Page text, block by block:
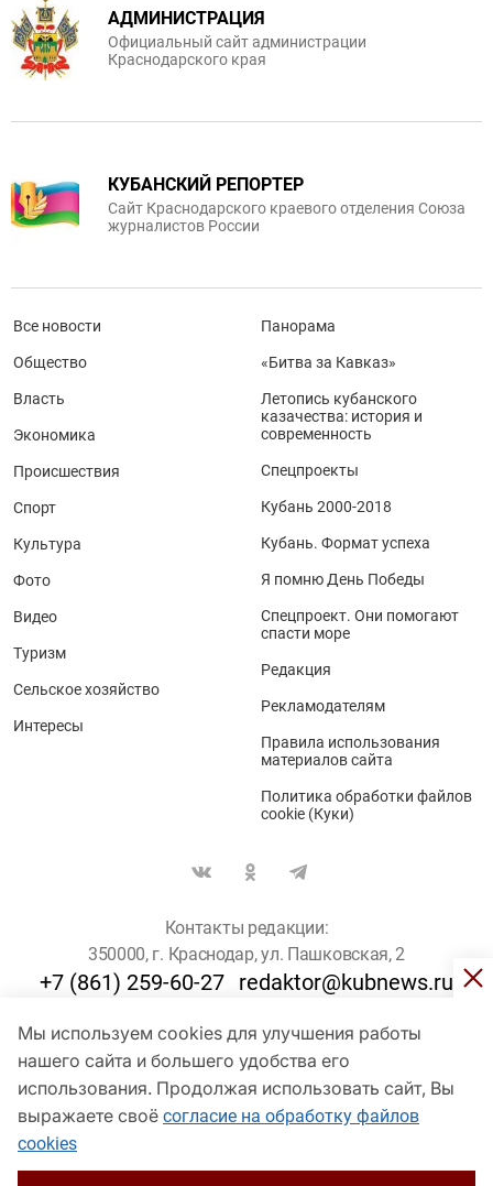
Мы используем cookies для улучшения работы
нашего сайта и большего удобства его
использования. Продолжая использовать сайт, Вы
выражаете своё согласие на обработку файлов
cookies
АДМИНИСТРАЦИЯ
Официальный сайт администрации
Краснодарского края
КУБАНСКИЙ РЕПОРТЕР
Сайт Краснодарского краевого отделения Союза
журналистов России
Все новости
Общество
Власть
Экономика
Происшествия
Спорт
Культура
Фото
Видео
Туризм
Сельское хозяйство
Интересы
Панорама
«Битва за Кавказ»
Летопись кубанского
казачества: история и
современность
Спецпроекты
Кубань 2000-2018
Кубань. Формат успеха
Я помню День Победы
Спецпроект. Они помогают
спасти море
Редакция
Рекламодателям
Правила использования
материалов сайта
Политика обработки файлов
cookie (Куки)
Контакты редакции:
350000, г. Краснодар, ул. Пашковская, 2
+7 (861) 259-60-27 redaktor@kubnews.ru
Для пользователей старше 16 лет
© Кубанские Новости, 2017
Сетевое издание «kubnews» зарегистрировано Федеральной
службой по надзору в сфере связи, информационных технологий
и массовых коммуникаций (Роскомнадзор). Регистрационный